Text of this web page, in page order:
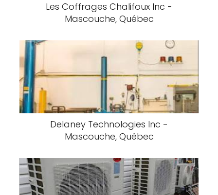
Les Coffrages Chalifoux Inc -
Mascouche, Québec
Delaney Technologies Inc -
Mascouche, Québec